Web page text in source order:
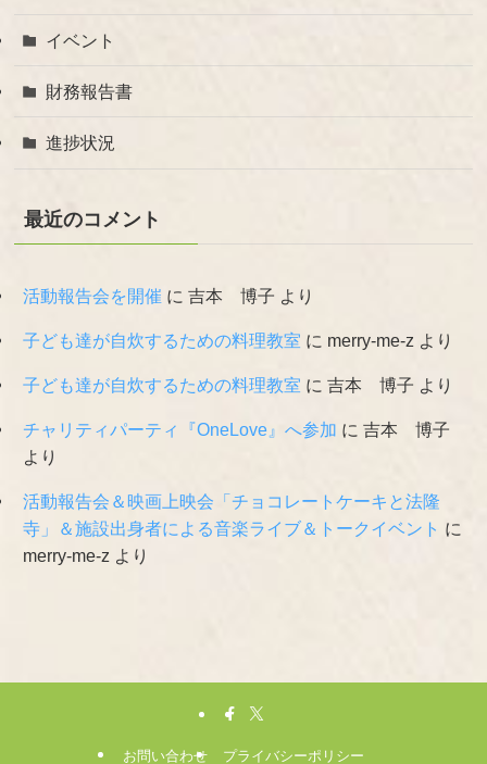
イベント
財務報告書
進捗状況
最近のコメント
活動報告会を開催 に吉本 博子 より
子ども達が自炊するための料理教室 に merry-me-z より
子ども達が自炊するための料理教室 に吉本 博子 より
チャリティパーティ『OneLove』へ参加 に吉本 博子
より
活動報告会＆映画上映会「チョコレートケーキと法隆
寺」＆施設出身者による音楽ライブ＆トークイベント に
merry-me-z より
お問い合わせ プライバシーポリシー